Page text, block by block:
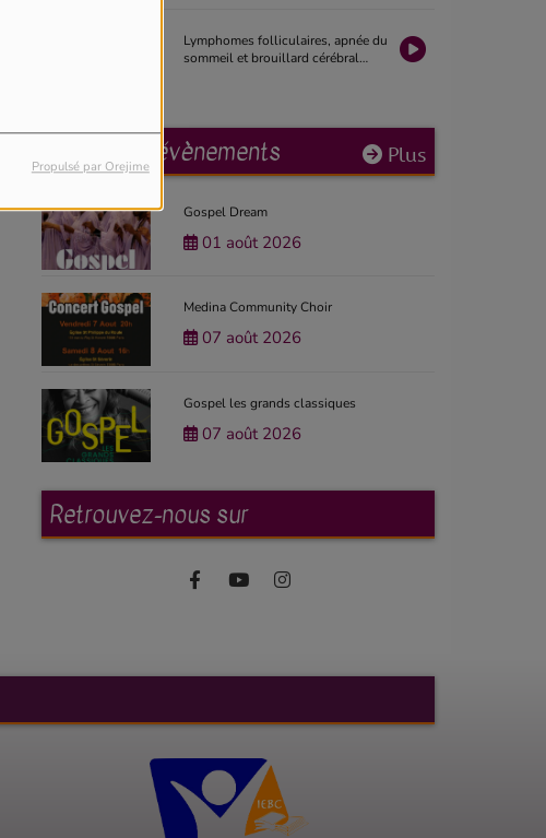
Propulsé par Orejime
Lymphomes folliculaires, apnée du
sommeil et brouillard cérébral
Plus
Prochains évènements
Gospel Dream
01 août 2026
Medina Community Choir
07 août 2026
Gospel les grands classiques
07 août 2026
Retrouvez-nous sur